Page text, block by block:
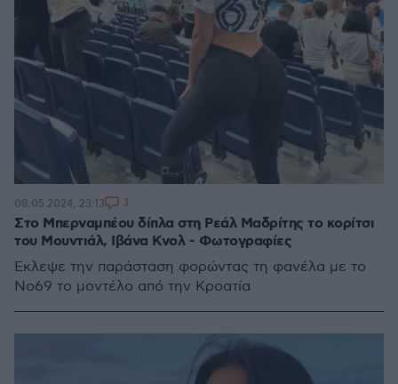
Στο Μπερναμπέου δίπλα στη Ρεάλ Μαδρίτης το κορίτσι
του Μουντιάλ, Ιβάνα Κνολ - Φωτογραφίες
Έκλεψε την παράσταση φορώντας τη φανέλα με το
Νο69 το μοντέλο από την Κροατία
08.05.2024, 23:13 3